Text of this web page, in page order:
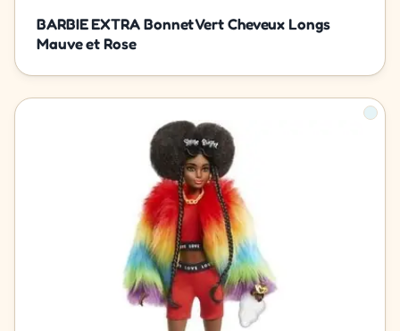
BARBIE EXTRA Bonnet Vert Cheveux Longs
Mauve et Rose